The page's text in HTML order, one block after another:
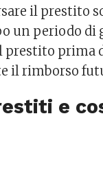
il prestito
un periodo di
prestito prima
il rimborso
e